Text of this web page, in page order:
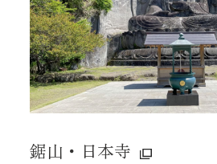
鋸山・日本寺